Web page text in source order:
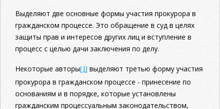
Выделяют две основные формы участия прокурора в
гражданском процессе. Это обращение в суд в целях
защиты прав и интересов других лиц и вступление в
процесс с целью дачи заключения по делу.
Некоторые авторы[1] выделяют третью форму участия
прокурора в гражданском процессе - принесение по
основаниям и в порядке, которые установлены
гражданским процессуальным законодательством,